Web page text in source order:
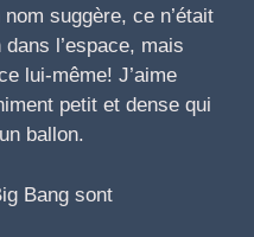
suggère, ce n’était
l’espace, mais
lui-même! J’aime
petit et dense qui
ballon.
Bang sont